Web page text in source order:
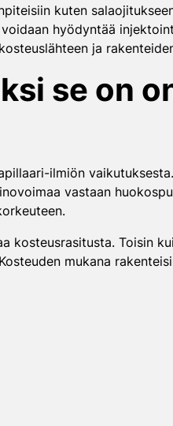
kuten
hyödyntää
ja
se on
ilmiön
vastaan
kosteusrasitusta. Toisin
mukana